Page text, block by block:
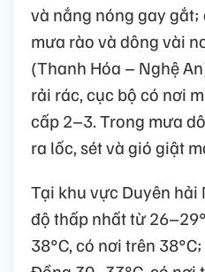
và nắng nóng gay gắt;
mưa rào và dông vài
(Thanh Hóa – Nghệ
rải rác, cục bộ có nơi
cấp 2–3. Trong mưa
ra lốc, sét và gió giật
Tại khu vực Duyên hải
độ thấp nhất từ
38°C, có nơi trên